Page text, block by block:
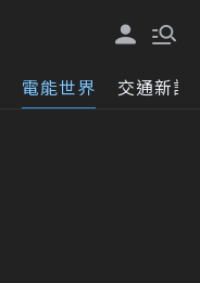
電能世界 交通新訊